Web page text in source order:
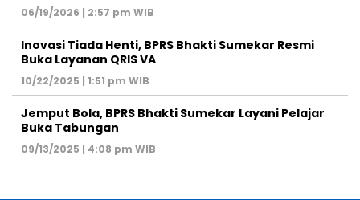
06/19/2026 | 2:57 pm WIB
Inovasi Tiada Henti, BPRS Bhakti Sumekar Resmi
Buka Layanan QRIS VA
10/22/2025 | 1:51 pm WIB
Jemput Bola, BPRS Bhakti Sumekar Layani Pelajar
Buka Tabungan
09/13/2025 | 4:08 pm WIB